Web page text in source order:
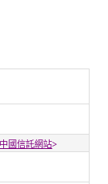
中國信託網站>